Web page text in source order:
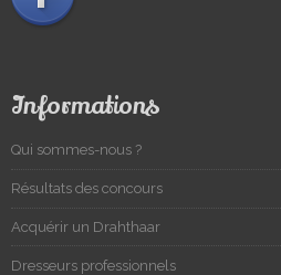
Informations
Qui sommes-nous ?
Résultats des concours
Acquérir un Drahthaar
Dresseurs professionnels